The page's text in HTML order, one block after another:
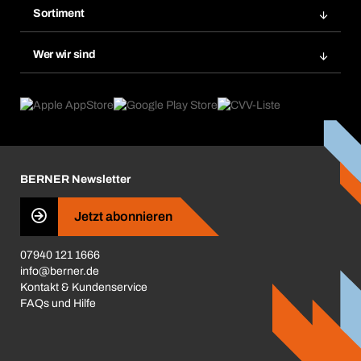
Merklisten
Nachbestellungen
Dauerauftrag
Chemical Safety Management
eProcurement
Produktfinder
Sortiment
Aktionsübersicht
Wer wir sind
Was uns antreibt
Business Conduct
BERNER Newsletter
Jetzt abonnieren
07940 121 1666
info@berner.de
Kontakt & Kundenservice
FAQs und Hilfe